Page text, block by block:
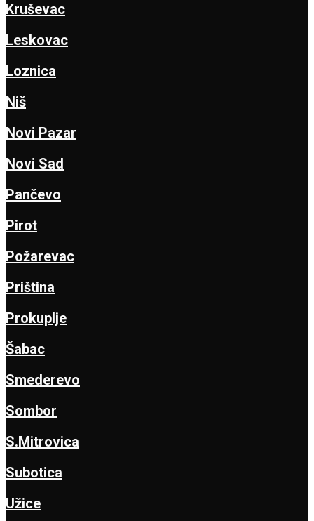
Kruševac
Leskovac
Loznica
Niš
Novi Pazar
Novi Sad
Pančevo
Pirot
Požarevac
Priština
Prokuplje
Šabac
Smederevo
Sombor
S.Mitrovica
Subotica
Užice